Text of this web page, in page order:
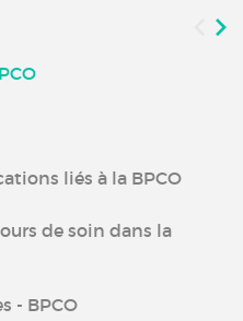
liés à la BPCO
de soin dans la
- BPCO